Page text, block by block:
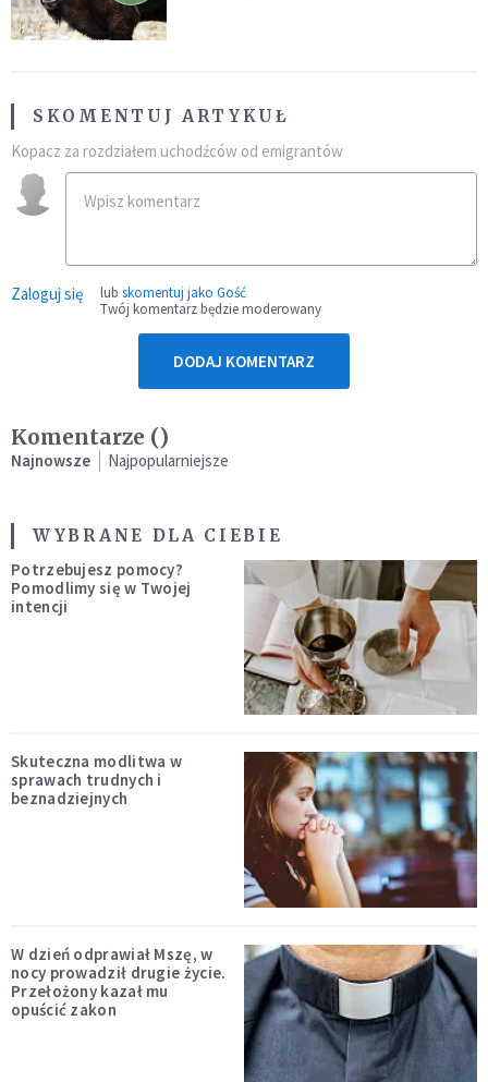
SKOMENTUJ ARTYKUŁ
Kopacz za rozdziałem uchodźców od emigrantów
Zaloguj się lub skomentuj jako Gość
Twój komentarz będzie moderowany
DODAJ KOMENTARZ
Komentarze ()
Najnowsze Najpopularniejsze
WYBRANE DLA CIEBIE
Potrzebujesz pomocy?
Pomodlimy się w Twojej
intencji
Skuteczna modlitwa w
sprawach trudnych i
beznadziejnych
W dzień odprawiał Mszę, w
nocy prowadził drugie życie.
Przełożony kazał mu
opuścić zakon